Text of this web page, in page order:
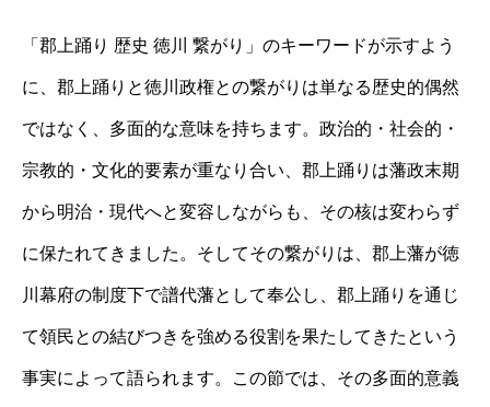
「郡上踊り 歴史 徳川 繋がり」のキーワードが示すよう
に、郡上踊りと徳川政権との繋がりは単なる歴史的偶然
ではなく、多面的な意味を持ちます。政治的・社会的・
宗教的・文化的要素が重なり合い、郡上踊りは藩政末期
から明治・現代へと変容しながらも、その核は変わらず
に保たれてきました。そしてその繋がりは、郡上藩が徳
川幕府の制度下で譜代藩として奉公し、郡上踊りを通じ
て領民との結びつきを強める役割を果たしてきたという
事実によって語られます。この節では、その多面的意義